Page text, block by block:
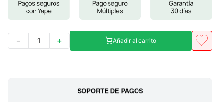
＋
－ Añadir al carrito